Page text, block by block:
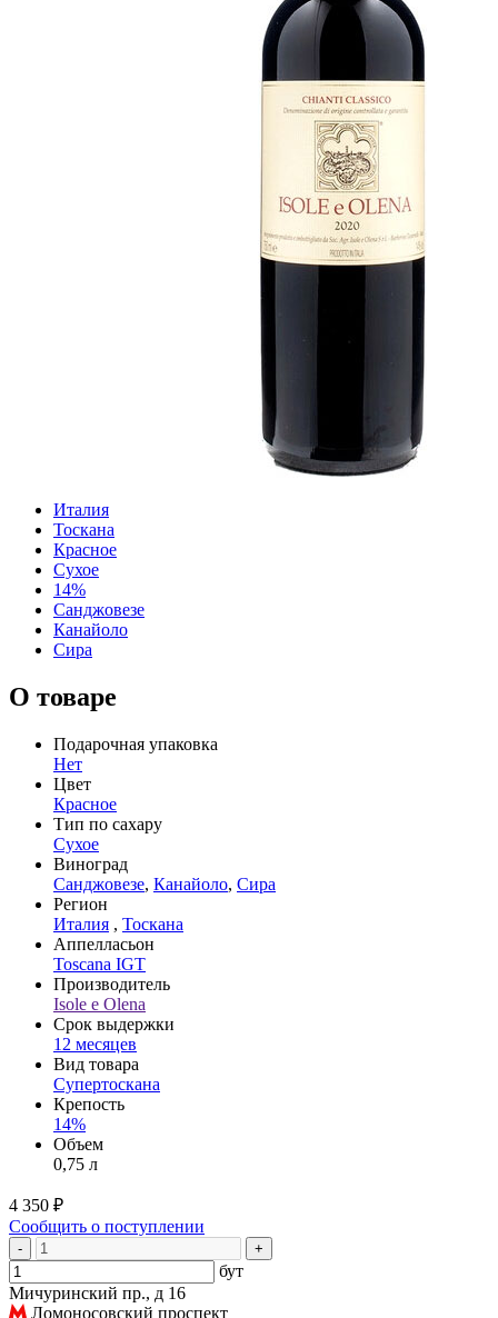
Италия
Тоскана
Красное
Сухое
14%
Санджовезе
Канайоло
Сира
О товаре
Подарочная упаковка
Нет
Цвет
Красное
Тип по сахару
Сухое
Виноград
Санджовезе, Канайоло, Сира
Регион
Италия , Тоскана
Аппелласьон
Toscana IGT
Производитель
Isole e Olena
Срок выдержки
12 месяцев
Вид товара
Супертоскана
Крепость
14%
Объем
0,75 л
4 350 ₽
Сообщить о поступлении
- +
бут
Мичуринский пр., д 16
Ломоносовский проспект